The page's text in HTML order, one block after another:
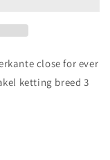
close for ever
ketting breed 3